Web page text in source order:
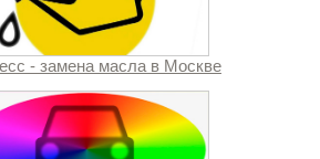
- замена масла в Москве